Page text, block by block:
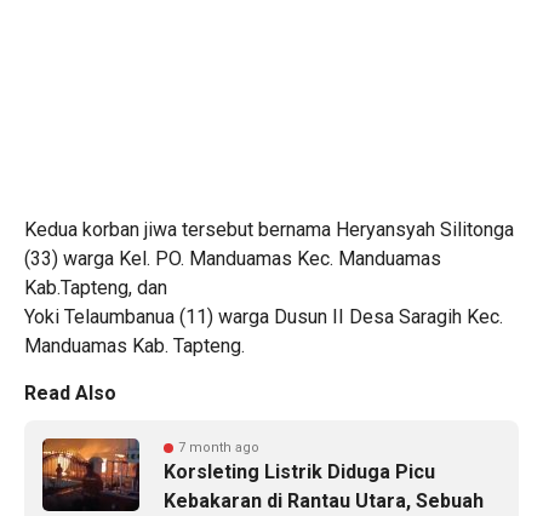
Kedua korban jiwa tersebut bernama Heryansyah Silitonga
(33) warga Kel. PO. Manduamas Kec. Manduamas
Kab.Tapteng, dan
Yoki Telaumbanua (11) warga Dusun II Desa Saragih Kec.
Manduamas Kab. Tapteng.
Read Also
7 month ago
Korsleting Listrik Diduga Picu
Kebakaran di Rantau Utara, Sebuah